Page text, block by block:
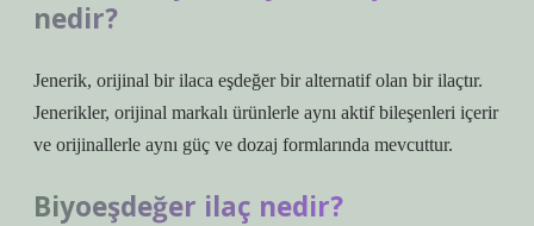
nedir?
Jenerik, orijinal bir ilaca eşdeğer bir alternatif olan bir ilaçtır.
Jenerikler, orijinal markalı ürünlerle aynı aktif bileşenleri içerir
ve orijinallerle aynı güç ve dozaj formlarında mevcuttur.
Biyoeşdeğer ilaç nedir?